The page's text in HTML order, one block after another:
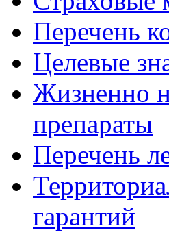
Перечень
Целевые
Жизненно
препараты
Перечень
гарантий